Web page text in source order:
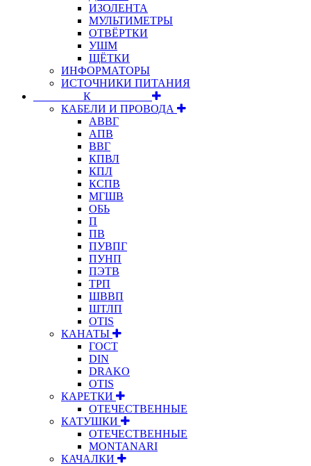
ИЗОЛЕНТА
МУЛЬТИМЕТРЫ
ОТВЁРТКИ
УШМ
ЩЁТКИ
ИНФОРМАТОРЫ
ИСТОЧНИКИ ПИТАНИЯ
⠀⠀⠀⠀⠀⠀К⠀⠀⠀⠀⠀⠀⠀
КАБЕЛИ И ПРОВОДА
АВВГ
АПВ
ВВГ
КПВЛ
КПЛ
КСПВ
МГШВ
ОБЬ
П
ПВ
ПУВПГ
ПУНП
ПЭТВ
ТРП
ШВВП
ШТЛП
OTIS
КАНАТЫ
ГОСТ
DIN
DRAKO
OTIS
КАРЕТКИ
ОТЕЧЕСТВЕННЫЕ
КАТУШКИ
ОТЕЧЕСТВЕННЫЕ
MONTANARI
КАЧАЛКИ